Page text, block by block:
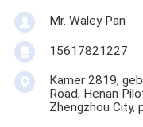
Mr. Waley Pan
15617821227
Kamer 2819,
Road, Henan
Zhengzhou City,